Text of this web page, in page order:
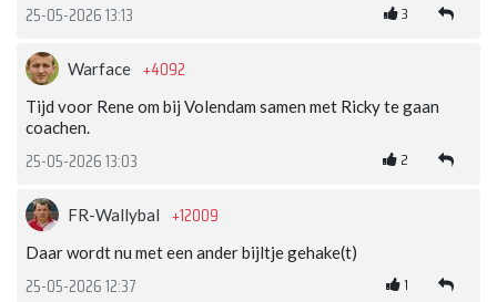
25-05-2026 13:13 3
Warface +4092
Tijd voor Rene om bij Volendam samen met Ricky te gaan
coachen.
25-05-2026 13:03 2
FR-Wallybal +12009
Daar wordt nu met een ander bijltje gehake(t)
25-05-2026 12:37 1